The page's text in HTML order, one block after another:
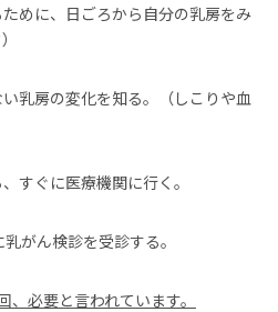
めに、日ごろから自分の乳房をみ
房の変化を知る。（しこりや血
ぐに医療機関に行く。
がん検診を受診する。
、必要と言われています。